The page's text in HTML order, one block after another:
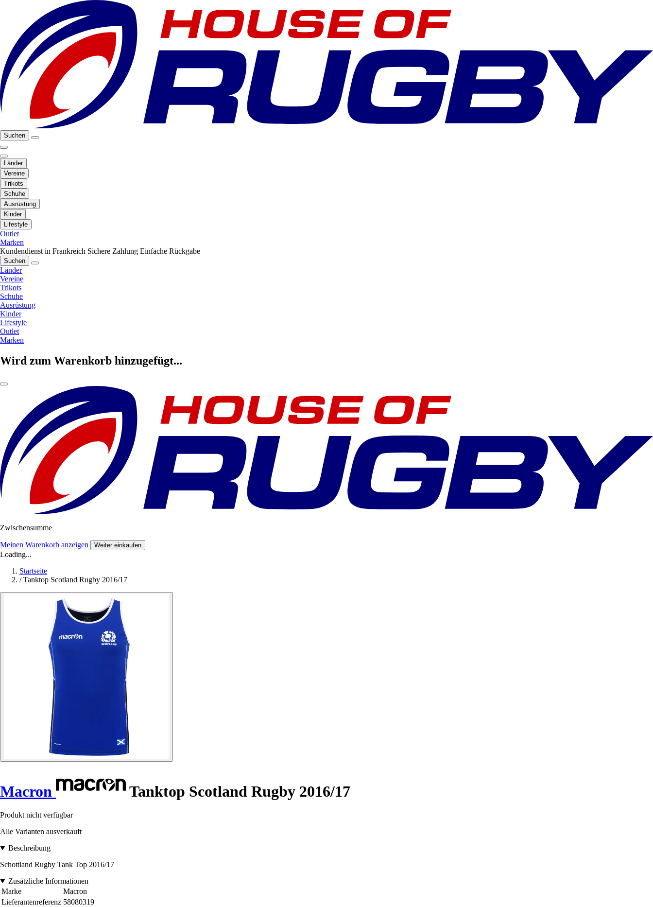
Suchen
Länder
Vereine
Trikots
Schuhe
Ausrüstung
Kinder
Lifestyle
Outlet
Marken
Kundendienst in Frankreich Sichere Zahlung Einfache Rückgabe
Suchen
Länder
Vereine
Trikots
Schuhe
Ausrüstung
Kinder
Lifestyle
Outlet
Marken
Wird zum Warenkorb hinzugefügt...
Zwischensumme
Meinen Warenkorb anzeigen Weiter einkaufen
Loading...
Startseite
/ Tanktop Scotland Rugby 2016/17
Macron Tanktop Scotland Rugby 2016/17
Produkt nicht verfügbar
Alle Varianten ausverkauft
Beschreibung
Schottland Rugby Tank Top 2016/17
Zusätzliche Informationen
Marke
Macron
Lieferantenreferenz 58080319